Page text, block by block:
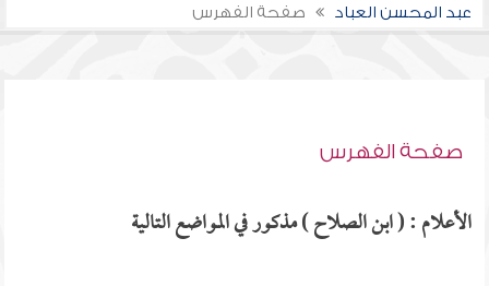
عبد المحسن العباد
صفحة الفهرس
صفحة الفهرس
الأعلام : ( ابن الصلاح ) مذكور في المواضع التالية